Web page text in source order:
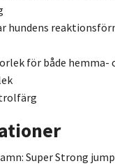
hundens
för både hemma-
Super Strong